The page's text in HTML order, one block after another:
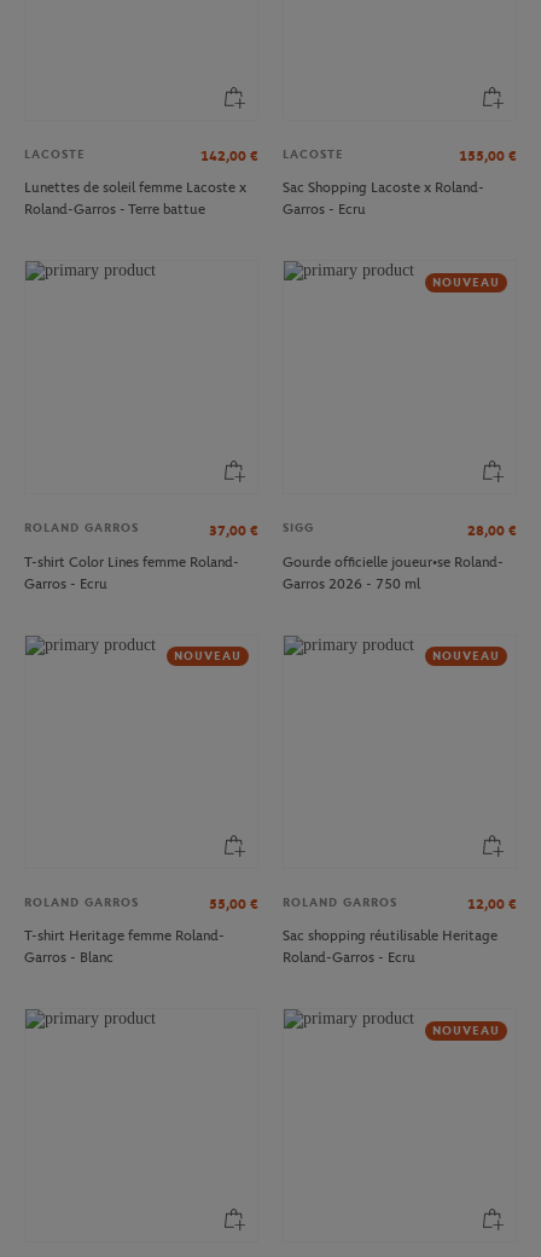
LACOSTE 142,00 €
Lunettes de soleil femme Lacoste x
Roland-Garros - Terre battue
LACOSTE 155,00 €
Sac Shopping Lacoste x Roland-
Garros - Ecru
ROLAND GARROS 37,00 €
T-shirt Color Lines femme Roland-
Garros - Ecru
NOUVEAU
SIGG 28,00 €
Gourde officielle joueur•se Roland-
Garros 2026 - 750 ml
NOUVEAU
ROLAND GARROS 55,00 €
T-shirt Heritage femme Roland-
Garros - Blanc
NOUVEAU
ROLAND GARROS 12,00 €
Sac shopping réutilisable Heritage
Roland-Garros - Ecru
NOUVEAU